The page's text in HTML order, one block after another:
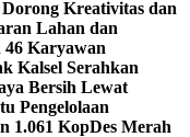
Kreativitas dan
Lahan dan
Karyawan
Kalsel Serahkan
Bersih Lewat
Pengelolaan
1.061 KopDes Merah